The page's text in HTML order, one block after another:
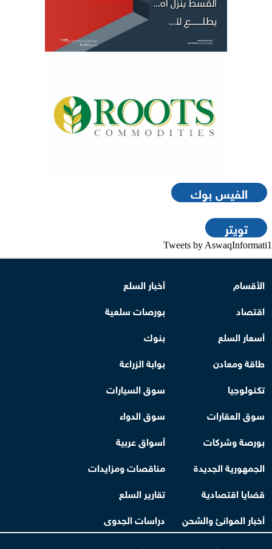
الفيس بوك
تويتر
Tweets by AswaqInformati1
الأقسام
أخبار السلع
اقتصاد
بورصات سلعية
أسعار السلع
بنوك
طاقة ومعادن
بوابة الزراعة
تكنولوجيا
سوق السيارات
سوق العقارات
سوق الدواء
بورصة وشركات
أسواق عربية
الجمهورية الجديدة
مناقصات ومزايدات
قضايا اقتصادية
تقارير السلع
أخبار الموانئ والشحن
دراسات الجدوى